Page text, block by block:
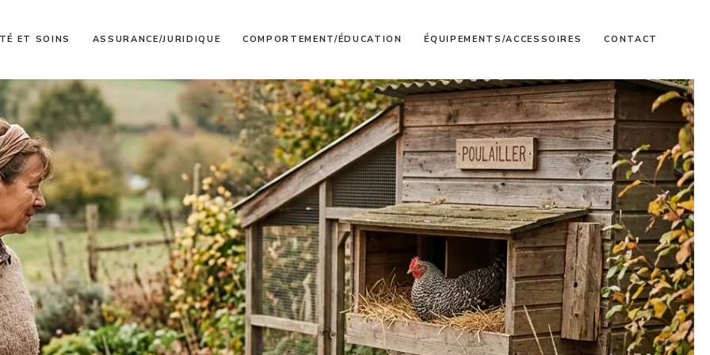
ET SOINS ASSURANCE/JURIDIQUE COMPORTEMENT/ÉDUCATION ÉQUIPEMENTS/ACCESSOIRES CONTACT